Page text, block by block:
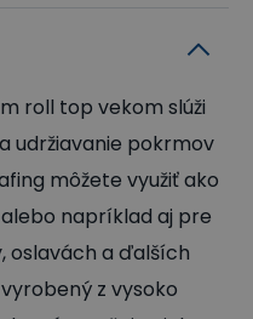
roll top vekom slúži
udržiavanie pokrmov
môžete využiť ako
napríklad aj pre
oslavách a ďalších
z vysoko